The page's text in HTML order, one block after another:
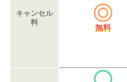
キャンセル
料
無料